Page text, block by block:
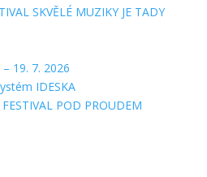
SKVĚLÉ MUZIKY JE TADY
– 19. 7. 2026
IDESKA
POD PROUDEM